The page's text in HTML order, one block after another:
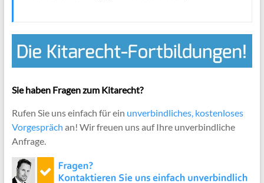
Sie haben Fragen zum Kitarecht?
Rufen Sie uns einfach für ein unverbindliches, kostenloses
Vorgespräch an! Wir freuen uns auf Ihre unverbindliche
Anfrage.